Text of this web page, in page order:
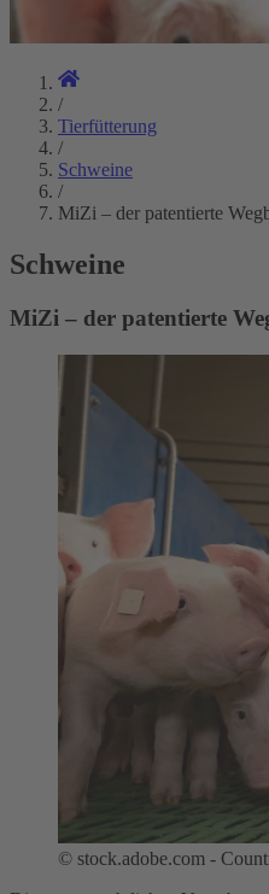
/
Tierfütterung
/
Schweine
/
MiZi – der patentierte
Schweine
MiZi – der patentierte
© stock.adobe.com -